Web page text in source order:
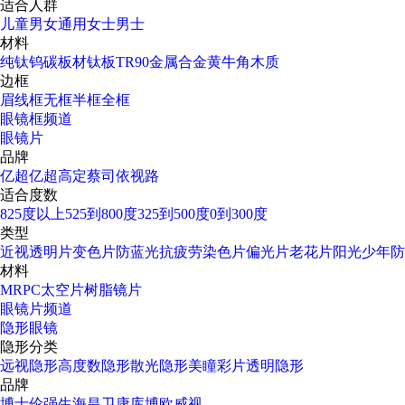
适合人群
儿童男女通用女士男士
材料
纯钛钨碳板材钛板TR90金属合金黄牛角木质
边框
眉线框无框半框全框
眼镜框频道
眼镜片
品牌
亿超亿超高定蔡司 依视路
适合度数
825度以上525到800度325到500度0到300度
类型
近视透明片变色片防蓝光抗疲劳染色片偏光片老花片阳光少年
材料
MRPC太空片树脂镜片
眼镜片频道
隐形眼镜
隐形分类
远视隐形高度数隐形散光隐形美瞳彩片透明隐形
品牌